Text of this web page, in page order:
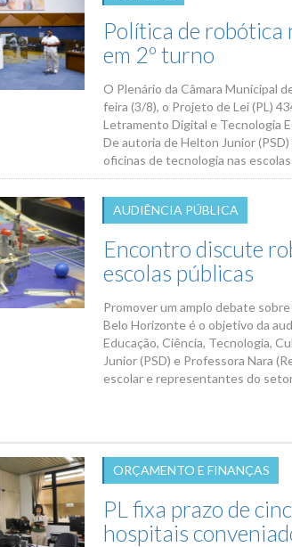
Política de robótica
em 2º turno
O Plenário da Câmara Municipal
feira (3/8), o Projeto de Lei (PL)
Letramento Digital e Tecnologia
De autoria de Helton Junior
oficinas de tecnologia nas escolas
AUDIÊNCIA PÚBLICA
Encontro discute
escolas públicas
Promover um amplo debate
Belo Horizonte é o objetivo da
Educação, Ciência, Tecnologia,
Junior (PSD) e Professora Nara
escolar e representantes do
ORÇAMENTO E FINANÇAS
PL fixa prazo de
hospitais